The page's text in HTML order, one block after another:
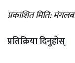
प्रकाशित मिति:
प्रतिक्रिया दिनुहोस्